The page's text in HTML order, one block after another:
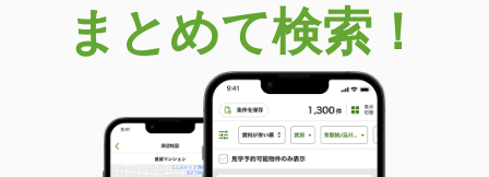
まとめて検索！